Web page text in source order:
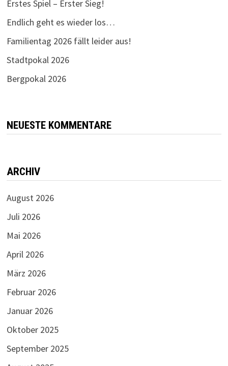
Erstes Spiel – Erster Sieg!
Endlich geht es wieder los…
Familientag 2026 fällt leider aus!
Stadtpokal 2026
Bergpokal 2026
NEUESTE KOMMENTARE
ARCHIV
August 2026
Juli 2026
Mai 2026
April 2026
März 2026
Februar 2026
Januar 2026
Oktober 2025
September 2025